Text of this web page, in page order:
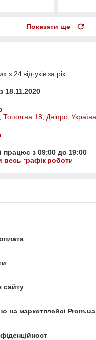
Показати ще
з 24 відгуків за рік
18.11.2020
18, Дніпро, Україна
працює з 09:00 до 19:00
весь графік роботи
сайту
на маркетплейсі Prom.ua